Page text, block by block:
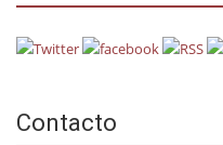
Contacto